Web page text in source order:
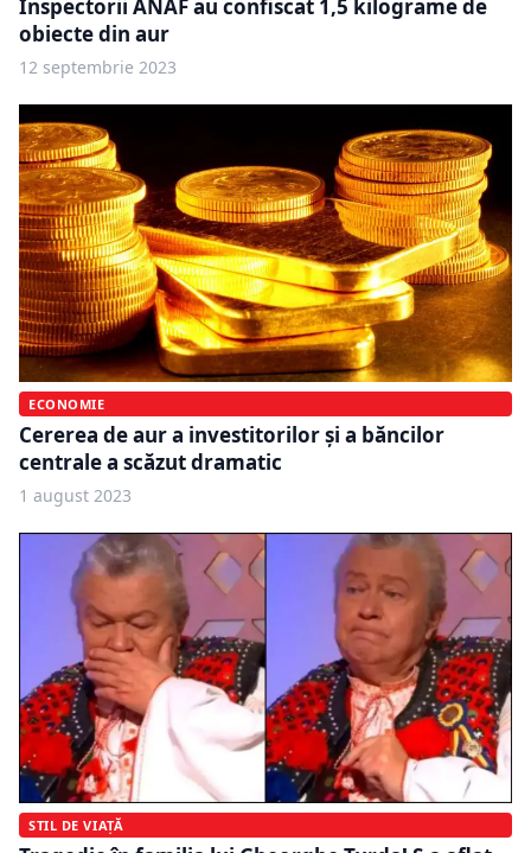
Inspectorii ANAF au confiscat 1,5 kilograme de
obiecte din aur
12 septembrie 2023
ECONOMIE
Cererea de aur a investitorilor și a băncilor
centrale a scăzut dramatic
1 august 2023
STIL DE VIAȚĂ